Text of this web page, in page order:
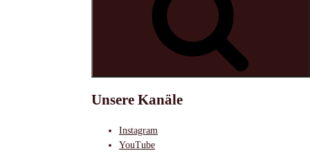
Unsere Kanäle
Instagram
YouTube